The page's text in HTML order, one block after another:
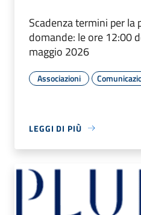
Scadenza termini per la
domande: le ore 12:00
maggio 2026
Associazioni
LEGGI DI PIÙ